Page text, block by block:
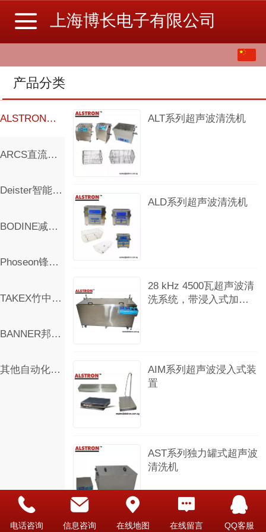
上海博长电子有限公司
产品分类
ALSTRON超声波清洗机
ARCS直流调速器
Deister智能钥匙管理系统
BODINE减速电机控制器
Phoseon锋翔科技UV LED固化灯
TAKEX竹中传感器
BANNER邦纳自动化产品
其他自动化产品
ALT系列超声波清洗机
ALD系列超声波清洗机
28 kHz 4500瓦超声波清
洗系统，带浸入式加热
AIM系列超声波浸入式装
置
AST系列独力罐式超声波
清洗机
电话咨询 信息咨询 在线地图 在线留言 QQ客服